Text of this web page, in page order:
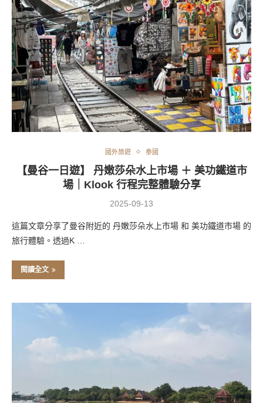
國外旅遊 泰國
【曼谷一日遊】 丹嫩莎朵水上市場 ＋ 美功鐵道市
場｜Klook 行程完整體驗分享
2025-09-13
這篇文章分享了曼谷附近的 丹嫩莎朵水上市場 和 美功鐵道市場 的
旅行體驗。透過K …
閱讀全文